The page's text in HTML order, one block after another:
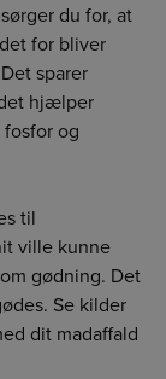
sørger du for, at
for bliver
sparer
hjælper
og
til
ville kunne
gødning. Det
Se kilder
dit madaffald